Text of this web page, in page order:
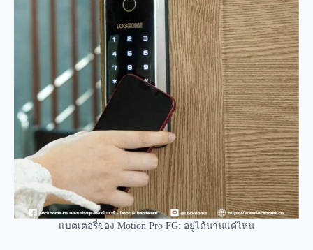
แบตเตอรี่ของ Motion Pro FG: อยู่ได้นานแค่ไหน